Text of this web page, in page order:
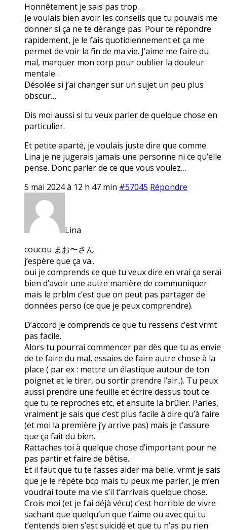
Honnêtement je sais pas trop…
Je voulais bien avoir les conseils que tu pouvais me
donner si ça ne te dérange pas. Pour te répondre
rapidement, je le fais quotidiennement et ça me
permet de voir la fin de ma vie. J’aime me faire du
mal, marquer mon corp pour oublier la douleur
mentale…
Désolée si j’ai changer sur un sujet un peu plus
obscur…
Dis moi aussi si tu veux parler de quelque chose en
particulier.
Et petite aparté, je voulais juste dire que comme
Lina je ne jugerais jamais une personne ni ce qu’elle
pense. Donc parler de ce que vous voulez…
5 mai 2024 à 12 h 47 min #57045 Répondre
Lina
coucou まお〜さん
j’espère que ça va..
oui je comprends ce que tu veux dire en vrai ça serai
bien d’avoir une autre manière de communiquer
mais le prblm c’est que on peut pas partager de
données perso (ce que je peux comprendre).
D’accord je comprends ce que tu ressens c’est vrmt
pas facile.
Alors tu pourrai commencer par dès que tu as envie
de te faire du mal, essaies de faire autre chose à la
place ( par ex : mettre un élastique autour de ton
poignet et le tirer, ou sortir prendre l’air..). Tu peux
aussi prendre une feuille et écrire dessus tout ce
que tu te reproches etc, et ensuite la brûler. Parles,
vraiment je sais que c’est plus facile à dire qu’à faire
(et moi la première j’y arrive pas) mais je t’assure
que ça fait du bien.
Rattaches toi à quelque chose d’important pour ne
pas partir et faire de bêtise..
Et il faut que tu te fasses aider ma belle, vrmt je sais
que je le répète bcp mais tu peux me parler, je m’en
voudrai toute ma vie s’il t’arrivais quelque chose.
Crois moi (et je l’ai déjà vécu) c’est horrible de vivre
sachant que quelqu’un que t’aime ou avec qui tu
t’entends bien s’est suicidé et que tu n’as pu rien